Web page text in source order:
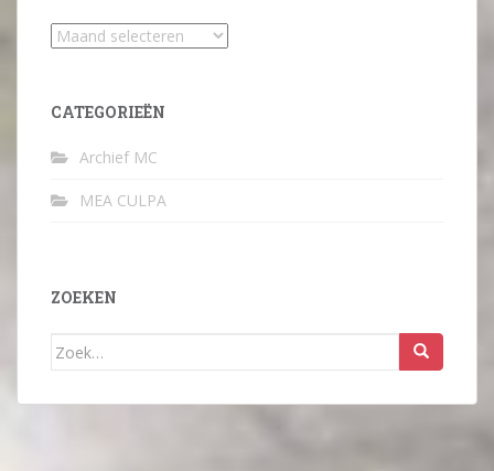
Archief
CATEGORIEËN
Archief MC
MEA CULPA
ZOEKEN
Zoek